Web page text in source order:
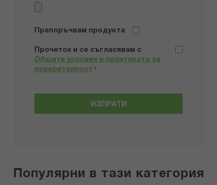
Препоръчвам продукта
Прочетох и се съгласявам с
Общите условия и политиката за
поверителност *
ИЗПРАТИ
Популярни в тази категория